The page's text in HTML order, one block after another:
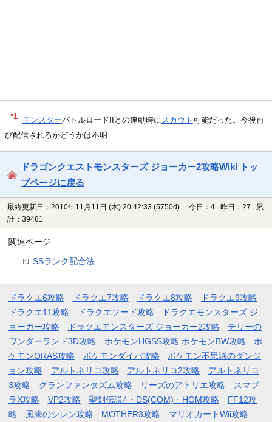
*1 モンスターバトルロードIIとの連動時にスカウト 可能だった。今後再
び配信されるかどうかは不明
ドラゴンクエストモンスターズ ジョーカー2攻略Wiki トッ
プページに戻る
最終更新日：2010年11月11日 (木) 20:42:33 (5750d)
今日：4 昨日：27 累
計：39481
関連ページ
SSランク配合法
ドラクエ6攻略 ドラクエ7攻略 ドラクエ8攻略
ドラクエ9攻略
ドラクエ11攻略
ドラクエソード攻略
ドラクエモンスターズ ジ
ョーカー攻略
ドラクエモンスターズ ジョーカー2攻略
テリーの
ワンダーランド3D攻略
ポケモンHGSS攻略 ポケモンBW攻略
ポ
ケモンORAS攻略
ポケモンダイパ攻略
ポケモン不思議のダンジ
ョン攻略
アルトネリコ攻略 アルトネリコ2攻略
アルトネリコ
3攻略
グランファンタズム攻略 リーズのアトリエ攻略
スマブ
ラX攻略
VP2攻略 聖剣伝説4・DS(COM)・HOM攻略
FF12攻
略
風来のシレン攻略 MOTHER3攻略 マリオカートWii攻略